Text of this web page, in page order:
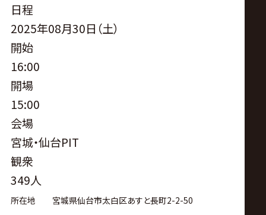
日程
2025年08月30日（土）
開始
16:00
開場
15:00
会場
宮城・仙台PIT
観衆
349人
所在地 宮城県仙台市太白区あすと長町2-2-50